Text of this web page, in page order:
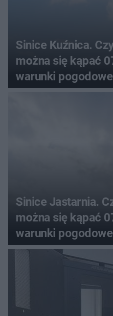
Sinice Kuźnica.
można się kąpać
warunki pogodowe
Sinice Jastarnia.
można się kąpać
warunki pogodowe